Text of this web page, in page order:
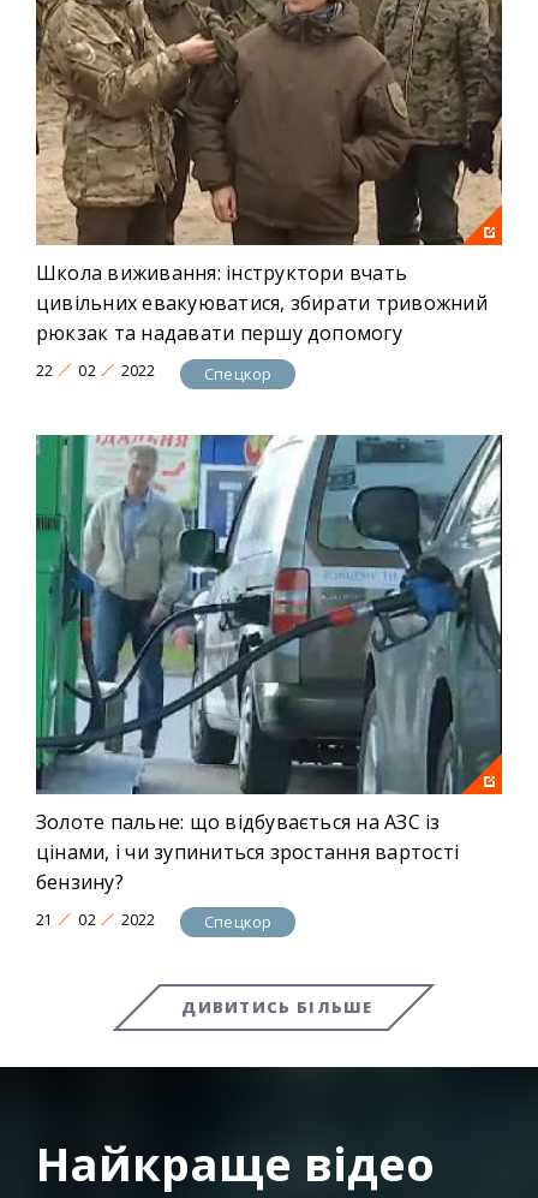
Школа виживання: інструктори вчать
цивільних евакуюватися, збирати тривожний
рюкзак та надавати першу допомогу
22 02 2022 Спецкор
Золоте пальне: що відбувається на АЗС із
цінами, і чи зупиниться зростання вартості
бензину?
21 02 2022 Спецкор
ДИВИТИСЬ БІЛЬШЕ
Найкраще відео